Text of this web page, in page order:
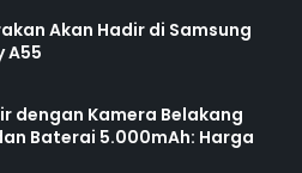
Akan Hadir di Samsung
A55
dengan Kamera Belakang
Baterai 5.000mAh: Harga